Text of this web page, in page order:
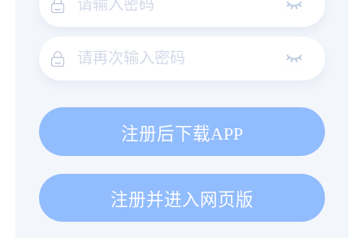
注册后下载APP
注册并进入网页版